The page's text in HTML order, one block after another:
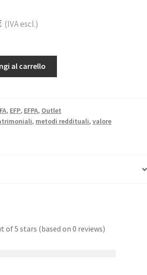
(IVA escl.)
al carrello
, EFP, EFPA, Outlet
, metodi reddituali, valore
of 5 stars (based on 0 reviews)